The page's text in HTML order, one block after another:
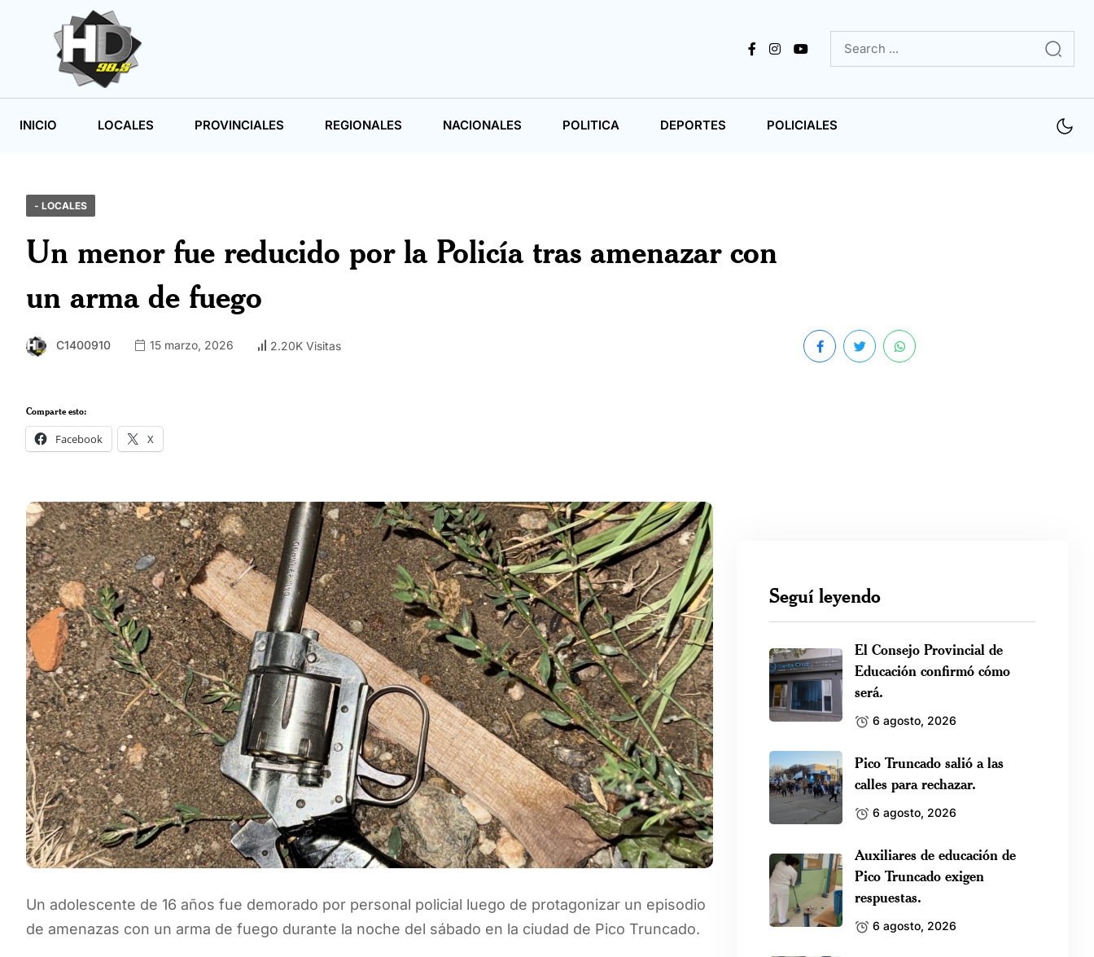
INICIO LOCALES PROVINCIALES REGIONALES NACIONALES POLITICA DEPORTES POLICIALES
- LOCALES
Un menor fue reducido por la Policía tras amenazar con
un arma de fuego
C1400910 15 marzo, 2026 2.20K Visitas
Comparte esto:
Facebook X
Un adolescente de 16 años fue demorado por personal policial luego de protagonizar un episodio
de amenazas con un arma de fuego durante la noche del sábado en la ciudad de Pico Truncado.
Seguí leyendo
El Consejo Provincial de
Educación confirmó cómo
será.
6 agosto, 2026
Pico Truncado salió a las
calles para rechazar.
6 agosto, 2026
Auxiliares de educación de
Pico Truncado exigen
respuestas.
6 agosto, 2026